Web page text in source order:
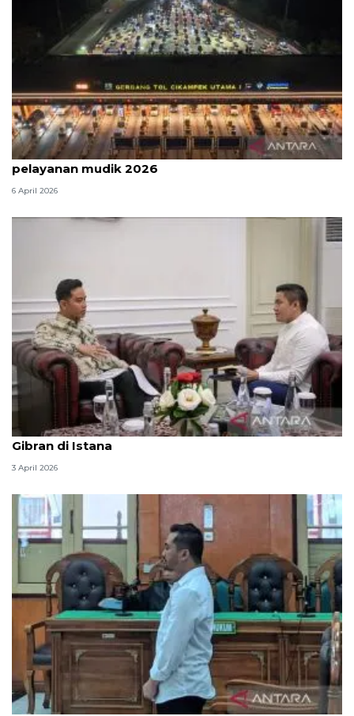
Survei: 88,8 persen responden puas dengan
pelayanan mudik 2026
6 April 2026
Seskab Teddy silaturahmi Idul Fitri ke Wapres
Gibran di Istana
3 April 2026
Hakim PN Medan vonis bebas Amsal Sitepu karena